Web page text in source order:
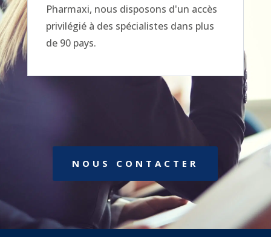
Pharmaxi, nous disposons d'un accès
privilégié à des spécialistes dans plus
de 90 pays.
NOUS CONTACTER